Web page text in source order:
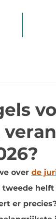
over de
tweede
er